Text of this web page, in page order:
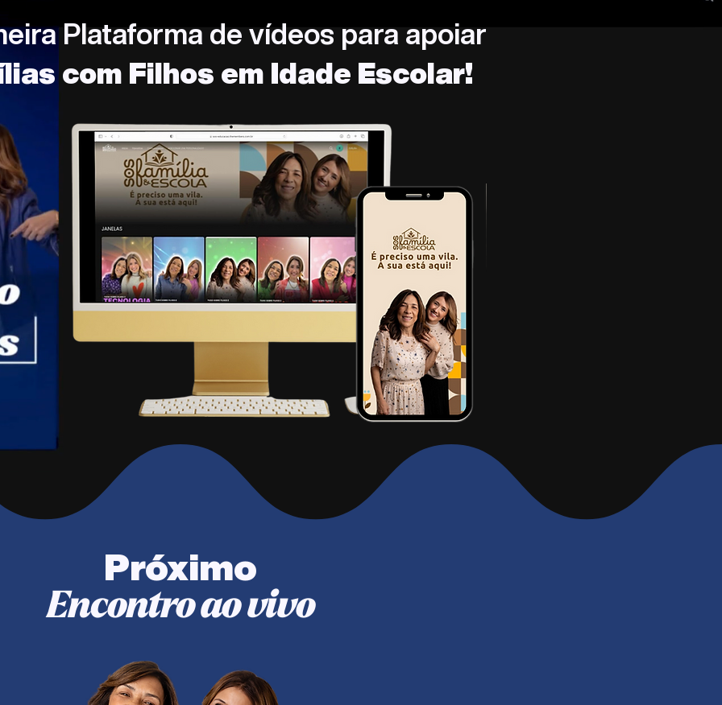
Plataforma de vídeos para apoiar
com Filhos em Idade Escolar!
Próximo
Encontro ao vivo